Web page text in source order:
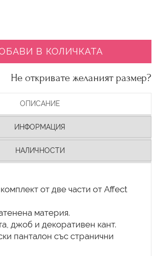
В КОЛИЧКАТА
Не откривате желаният размер?
ОПИСАНИЕ
ИНФОРМАЦИЯ
НАЛИЧНОСТИ
от две части от Affect
материя.
джоб и декоративен кант.
панталон със странични